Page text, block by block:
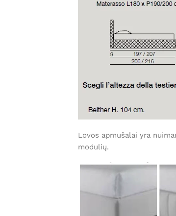
Lovos apmušalai yra
modulių.